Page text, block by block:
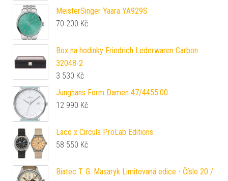
MeisterSinger Yaara YA929S
70 200 Kč
Box na hodinky Friedrich Lederwaren Carbon
32048-2
3 530 Kč
Junghans Form Damen 47/4455.00
12 990 Kč
Laco x Circula ProLab Editions
58 550 Kč
Biatec T. G. Masaryk Limitovaná edice - Číslo 20 /